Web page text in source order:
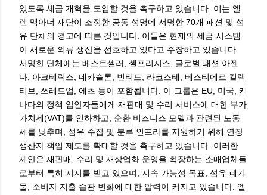
있도록 세금 개혁을 도입할 것을 촉구하고 있습니다. 이는 엘
렌 맥아더 재단이 조정한 공동 성명에 서명한 70개 패션 및 섬
유 단체의 경고에 따른 것입니다. 이들은 현재의 세금 시스템
이 새로운 의류 생산을 선호하고 있다고 주장하고 있습니다.
서명한 단체에는 베스트셀러, 셀프리지스, 글로벌 패션 아젠
다, 아크테릭스, 데카슬론, 빈티드, 라코스테, 베스티에르 컬렉
티브, 쓰레드업, 에츠 등이 포함됩니다. 이 그룹은 EU, 미국, 캐
나다의 정책 입안자들에게 재판매 및 수리 서비스에 대한 부가
가치세(VAT)를 인하하고, 순환 비즈니스 모델과 관련된 노동
세를 낮추며, 섬유 수집 및 분류 인프라를 지원하기 위해 연장
생산자 책임 제도를 확대할 것을 촉구하고 있습니다. 이러한
제안은 재판매, 수리 및 재상업화 운영을 확장하는 소매업체들
로부터 특히 지지를 받고 있으며, 지속 가능성 목표, 섬유 폐기
물, 소비자 지출 습관 변화에 대한 압력이 커지고 있습니다. 엘